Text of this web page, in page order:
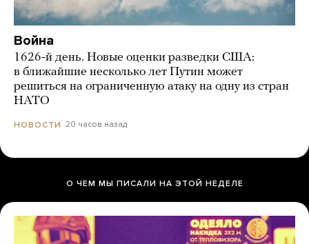
Война
1626-й день. Новые оценки разведки США:
в ближайшие несколько лет Путин может
решиться на ограниченную атаку на одну из стран
НАТО
НОВОСТИ 20 часов назад
О ЧЕМ МЫ ПИСАЛИ НА ЭТОЙ НЕДЕЛЕ